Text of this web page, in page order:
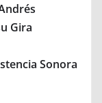
Gira
Sonora